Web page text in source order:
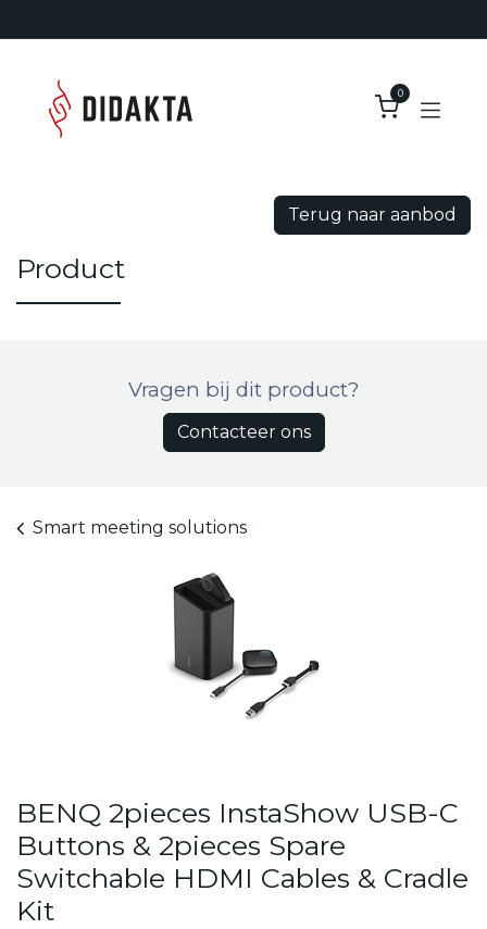
0
Terug naar aanbod
Product
Vragen bij dit product?
Contacteer ons
Smart meeting solutions
BENQ 2pieces InstaShow USB-C
Buttons & 2pieces Spare
Switchable HDMI Cables & Cradle
Kit